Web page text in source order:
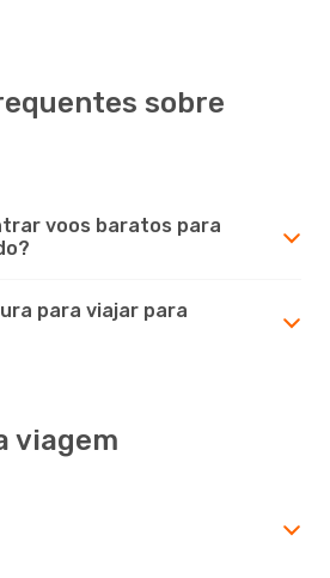
sobre
voos baratos para
para viajar para
viagem